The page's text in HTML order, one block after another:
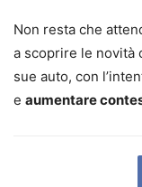
Non resta che
a scoprire le novità
sue auto, con
e aumentare